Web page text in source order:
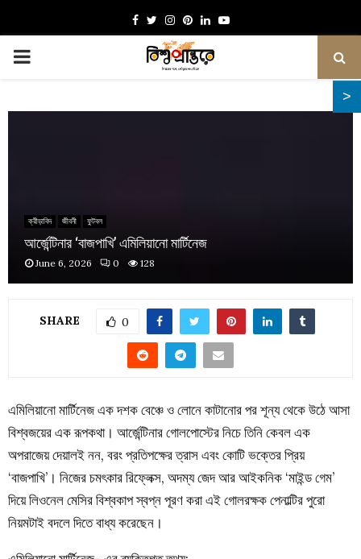
Facebook
TwitterInstagram
Pinterest
LinkedinYoutube
PRIMARY
ক্রীড়াবিদ জীবনী ফুটবল
আর্জেন্টিনার ‘বাজপাখি’ এমিলিয়ানো মার্টিনেজ
June 6, 2026 0 128
SHARE 0
এমিলিয়ানো মার্টিনেজ এক দশক বেঞ্চে ও লোনে কাটানোর পর শূন্য থেকে উঠে আসা
বিশ্বজয়ের এক রূপকথা। আর্জেন্টিনার গোলপোস্টের নিচে তিনি কেবল এক
অপরাজেয় দেয়ালই নন, বরং প্রতিপক্ষের ত্রাস এবং কোটি ভক্তের প্রিয়
‘বাজপাখি’। নিজের চমৎকার রিফ্লেক্স, অদম্য জেদ আর আইকনিক ‘মাইন্ড গেম’
দিয়ে লিওনেল মেসির বিশ্বকাপ স্বপ্ন পূরণ করা এই গোলরক্ষক পেনাল্টির পুরো
নিয়মটাই বদলে দিতে বাধ্য করেছেন।